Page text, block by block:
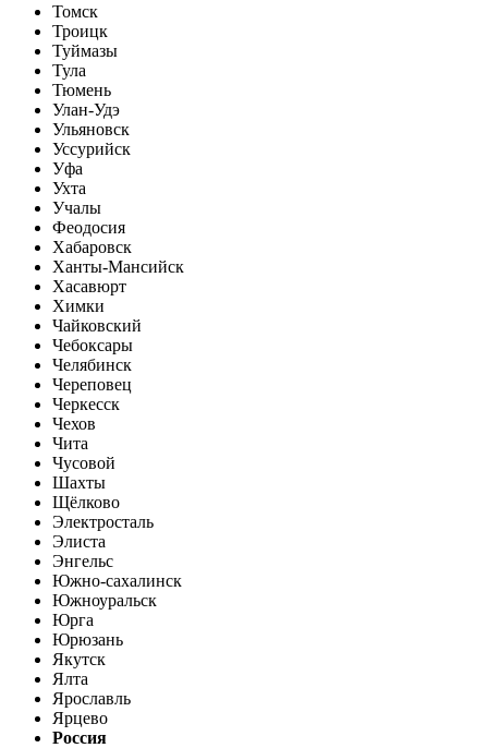
Томск
Троицк
Туймазы
Тула
Тюмень
Улан-Удэ
Ульяновск
Уссурийск
Уфа
Ухта
Учалы
Феодосия
Хабаровск
Ханты-Мансийск
Хасавюрт
Химки
Чайковский
Чебоксары
Челябинск
Череповец
Черкесск
Чехов
Чита
Чусовой
Шахты
Щёлково
Электросталь
Элиста
Энгельс
Южно-сахалинск
Южноуральск
Юрга
Юрюзань
Якутск
Ялта
Ярославль
Ярцево
Россия